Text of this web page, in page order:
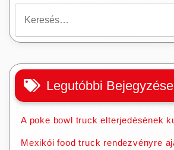
Legutóbbi
A poke bowl truck elterjedésének
Mexikói food truck rendezvényre